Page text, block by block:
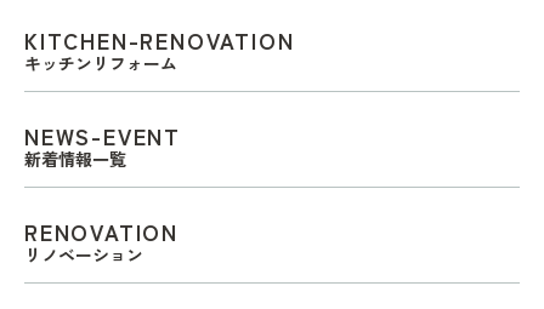
KITCHEN-RENOVATION
キッチンリフォーム
NEWS-EVENT
新着情報一覧
RENOVATION
リノベーション